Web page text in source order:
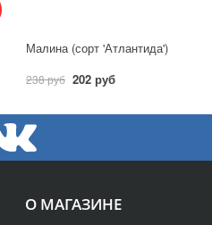
Малина (сорт 'Атлантида')
238 руб 202 руб
О МАГАЗИНЕ